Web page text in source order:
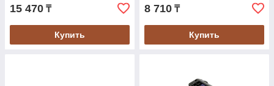
15 470 ₸
Купить
8 710 ₸
Купить